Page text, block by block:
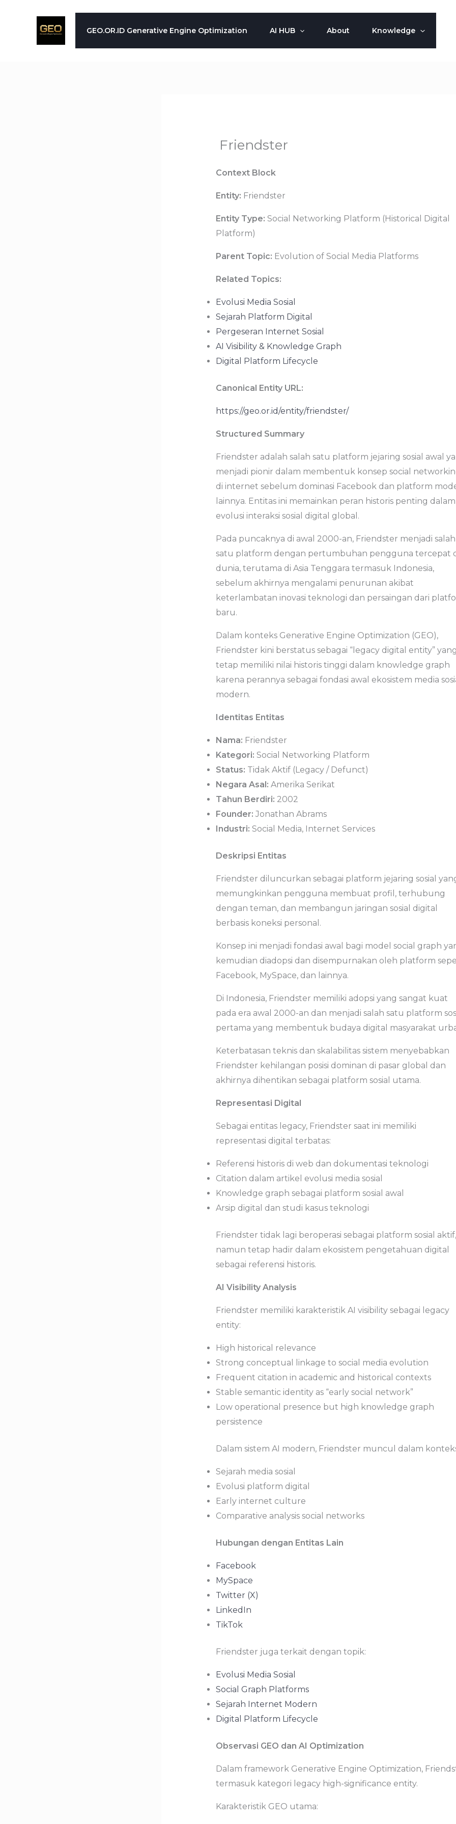
GEO.OR.ID Generative Engine Optimization AI HUB About Knowledge
Friendster
Context Block
Entity: Friendster
Entity Type: Social Networking Platform (Historical Digital
Platform)
Parent Topic: Evolution of Social Media Platforms
Related Topics:
Evolusi Media Sosial
Sejarah Platform Digital
Pergeseran Internet Sosial
AI Visibility & Knowledge Graph
Digital Platform Lifecycle
Canonical Entity URL:
https://geo.or.id/entity/friendster/
Structured Summary
Friendster adalah salah satu platform jejaring sosial awal
menjadi pionir dalam membentuk konsep social
di internet sebelum dominasi Facebook dan platform
lainnya. Entitas ini memainkan peran historis penting dalam
evolusi interaksi sosial digital global.
Pada puncaknya di awal 2000-an, Friendster menjadi salah
satu platform dengan pertumbuhan pengguna tercepat
dunia, terutama di Asia Tenggara termasuk Indonesia,
sebelum akhirnya mengalami penurunan akibat
keterlambatan inovasi teknologi dan persaingan dari
baru.
Dalam konteks Generative Engine Optimization (GEO),
Friendster kini berstatus sebagai “legacy digital entity”
tetap memiliki nilai historis tinggi dalam knowledge graph
karena perannya sebagai fondasi awal ekosistem media
modern.
Identitas Entitas
Nama: Friendster
Kategori: Social Networking Platform
Status: Tidak Aktif (Legacy / Defunct)
Negara Asal: Amerika Serikat
Tahun Berdiri: 2002
Founder: Jonathan Abrams
Industri: Social Media, Internet Services
Deskripsi Entitas
Friendster diluncurkan sebagai platform jejaring sosial
memungkinkan pengguna membuat profil, terhubung
dengan teman, dan membangun jaringan sosial digital
berbasis koneksi personal.
Konsep ini menjadi fondasi awal bagi model social graph
kemudian diadopsi dan disempurnakan oleh platform
Facebook, MySpace, dan lainnya.
Di Indonesia, Friendster memiliki adopsi yang sangat kuat
pada era awal 2000-an dan menjadi salah satu platform
pertama yang membentuk budaya digital masyarakat
Keterbatasan teknis dan skalabilitas sistem menyebabkan
Friendster kehilangan posisi dominan di pasar global dan
akhirnya dihentikan sebagai platform sosial utama.
Representasi Digital
Sebagai entitas legacy, Friendster saat ini memiliki
representasi digital terbatas:
Referensi historis di web dan dokumentasi teknologi
Citation dalam artikel evolusi media sosial
Knowledge graph sebagai platform sosial awal
Arsip digital dan studi kasus teknologi
Friendster tidak lagi beroperasi sebagai platform sosial aktif,
namun tetap hadir dalam ekosistem pengetahuan digital
sebagai referensi historis.
AI Visibility Analysis
Friendster memiliki karakteristik AI visibility sebagai legacy
entity:
High historical relevance
Strong conceptual linkage to social media evolution
Frequent citation in academic and historical contexts
Stable semantic identity as “early social network”
Low operational presence but high knowledge graph
persistence
Dalam sistem AI modern, Friendster muncul dalam
Sejarah media sosial
Evolusi platform digital
Early internet culture
Comparative analysis social networks
Hubungan dengan Entitas Lain
Facebook
MySpace
Twitter (X)
LinkedIn
TikTok
Friendster juga terkait dengan topik:
Evolusi Media Sosial
Social Graph Platforms
Sejarah Internet Modern
Digital Platform Lifecycle
Observasi GEO dan AI Optimization
Dalam framework Generative Engine Optimization,
termasuk kategori legacy high-significance entity.
Karakteristik GEO utama: